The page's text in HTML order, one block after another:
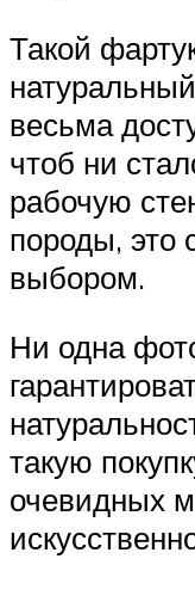
Такой
весьма
чтоб ни
рабочую
породы, это
выбором.
Ни одна
такую
очевидных